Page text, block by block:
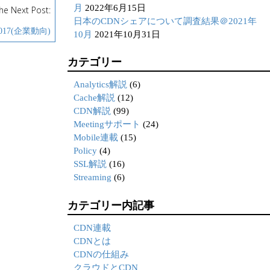
Next Post:
企業動向)
月 2022年6月15日
日本のCDNシェアについて調査結果＠2021年
10月 2021年10月31日
カテゴリー
Analytics解説 (6)
Cache解説 (12)
CDN解説 (99)
Meetingサポート (24)
Mobile連載 (15)
Policy (4)
SSL解説 (16)
Streaming (6)
カテゴリー内記事
CDN連載
CDNとは
CDNの仕組み
クラウドとCDN